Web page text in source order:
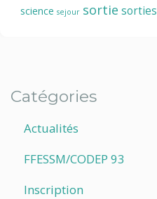
science sejour sortie sorties
Catégories
Actualités
FFESSM/CODEP 93
Inscription